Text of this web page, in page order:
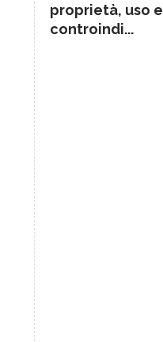
proprietà, uso e
controindi...